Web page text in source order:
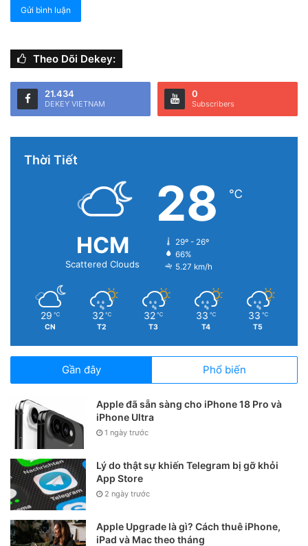
Theo Dõi Dekey:
21.434
DEKEY VIETNAM
0
Subscribers
Thời Tiết
HCM
Scattered Clouds
28 ℃
29º - 26º
66%
5.27 km/h
29 ℃
CN
32 ℃
T2
32 ℃
T3
33 ℃
T4
33 ℃
T5
Gần đây Phổ biến
Apple đã sẵn sàng cho iPhone 18 Pro và
iPhone Ultra
1 ngày trước
Lý do thật sự khiến Telegram bị gỡ khỏi
App Store
2 ngày trước
Apple Upgrade là gì? Cách thuê iPhone,
iPad và Mac theo tháng